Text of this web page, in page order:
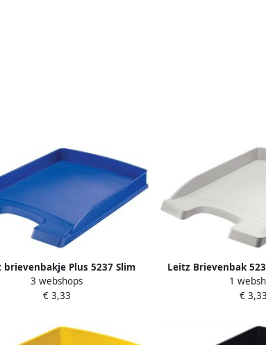
brievenbakje Plus 5237 Slim
blauw
3 webshops
€ 3,33
Leitz Brievenbak
1
€ 3,33